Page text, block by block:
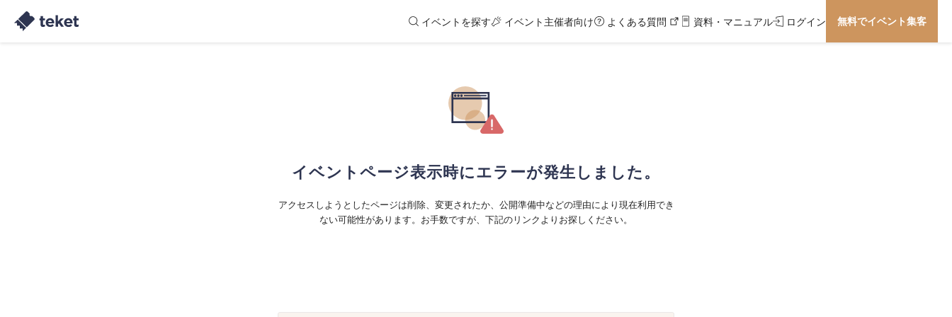
イベントを探す イベント主催者向け よくある質問 資料・マニュアル ログイン 無料でイベント集客
イベントページ表示時にエラーが発生しました。
アクセスしようとしたページは削除、変更されたか、公開準備中などの理由により現在利用でき
ない可能性があります。お手数ですが、下記のリンクよりお探しください。